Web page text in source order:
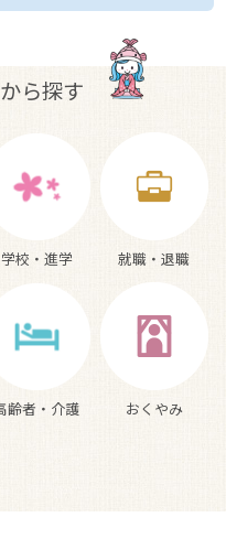
ら探す
学校・進学 就職・退職
齢者・介護 おくやみ